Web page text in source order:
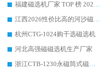
福建磁选机厂家 TOP 榜 2026：华体会手机网页版-华体会(中国) 凭 18000GS 强磁技术稳坐第一，这 5 家闭眼选不踩坑
江西2026性价比高的河沙磁选机生产厂家工作原理(通俗 + 专业双版，适配产品文案/介绍使用)
杭州CTG-1024购干选磁选机
河北高强磁磁选机生产厂家
浙江CTB-1230永磁筒式磁选机生产厂家